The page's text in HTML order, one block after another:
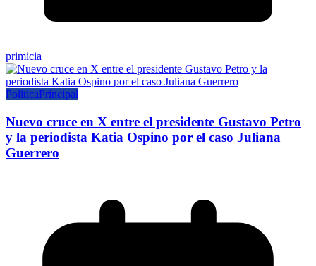
primicia
PolíticaPrincipal
Nuevo cruce en X entre el presidente Gustavo Petro
y la periodista Katia Ospino por el caso Juliana
Guerrero